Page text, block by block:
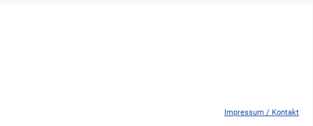
Impressum / Kontakt